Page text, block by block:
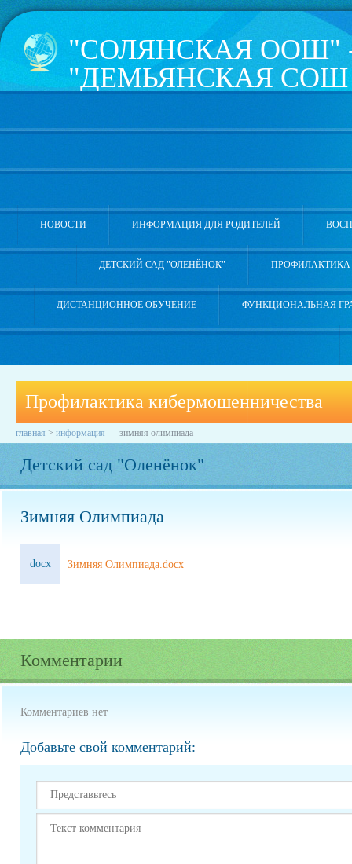
Профилактика кибермошенничества
главная > информация — зимняя олимпиада
Детский сад "Оленёнок"
Зимняя Олимпиада
docx Зимняя Олимпиада.docx
Комментарии
Комментариев нет
Добавьте свой комментарий:
"СОЛЯНСКАЯ ООШ"
"ДЕМЬЯНСКАЯ СОШ
РАЙОНА
626181, Тюменская
НОВОСТИ ИНФОРМАЦИЯ ДЛЯ РОДИТЕЛЕЙ
ДЕТСКИЙ САД "ОЛЕНЁНОК"
ДИСТАНЦИОННОЕ ОБУЧЕНИЕ ФУНКЦИОНАЛЬНАЯ